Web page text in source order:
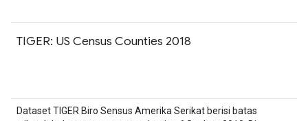
TIGER: US Census Counties 2018
Dataset TIGER Biro Sensus Amerika Serikat berisi batas